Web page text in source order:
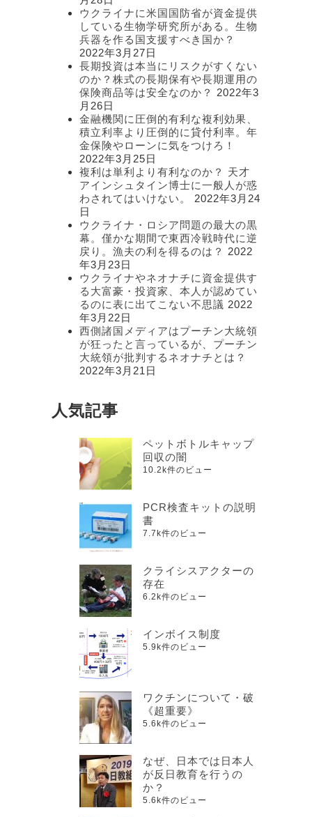
ウクライナに米国国防省が資金提供
している生物学研究所がある。生物
兵器を作る国支援すべき国か？
2022年3月27日
長期投資は本当にリスクがすくない
のか？株式の長期保有や長期運用の
保険商品等は安全なのか？
2022年3
月26日
金融機関に圧倒的有利な複利効果、
積立利率より圧倒的に貸付利率。年
金保険やローンに気をつけろ！
2022年3月25日
複利は単利より有利なのか？ 天才
アインシュタイン博士に一般人が惑
わされてはいけない。
2022年3月24
日
ウクライナ・ロシア問題の最大の黒
幕。僅かな期間で東西冷戦時代に逆
戻り。漁夫の利を得るのは？
2022
年3月23日
ウクライナやネオナチに資金提供す
る大富豪・投資家、本人が認めてい
るのに表に出てこない不思議 2022
年3月22日
西側諸国メディアはプーチン大統領
が狂ったと言っているが、プーチン
大統領が批判するネオナチとは？
2022年3月21日
人気記事
ペットボトルキャップ
回収の闇
10.2k件のビュー
PCR検査キットの説明
書
7.7k件のビュー
クライシスアクターの
存在
6.2k件のビュー
インボイス制度
5.9k件のビュー
ワクチンについて・破
《超重要》
5.6k件のビュー
なぜ、日本では日本人
が反日教育を行うの
か？
5.6k件のビュー